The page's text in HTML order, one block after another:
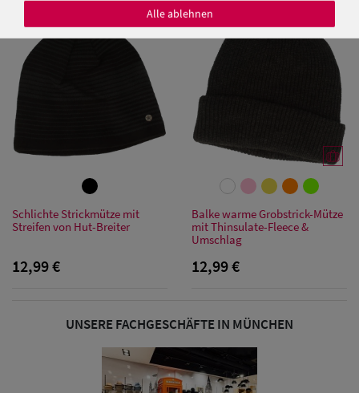
Damen Caps
Schutz Caps
Bandana Caps
Sonnenschilder
Snapback Caps
Schlichte Strickmütze mit
Streifen von Hut-Breiter
12,99 €
Balke warme Grobstrick-Mütze
mit Thinsulate-Fleece &
Umschlag
12,99 €
UNSERE FACHGESCHÄFTE IN MÜNCHEN
Alle ablehnen